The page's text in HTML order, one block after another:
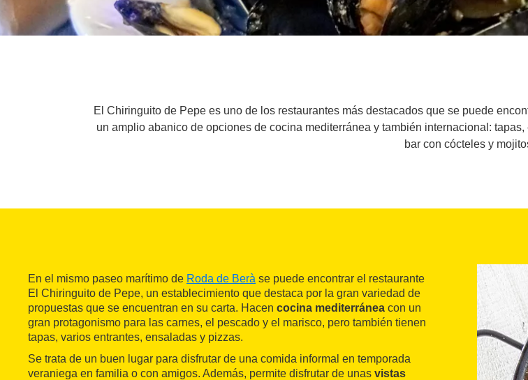
El Chiringuito de Pepe es uno de los restaurantes más destacados que se puede
un amplio abanico de opciones de cocina mediterránea y también internacional:
bar con cócteles y
En el mismo paseo marítimo de Roda de Berà se puede encontrar el restaurante
El Chiringuito de Pepe, un establecimiento que destaca por la gran variedad de
propuestas que se encuentran en su carta. Hacen cocina mediterránea con un
gran protagonismo para las carnes, el pescado y el marisco, pero también tienen
tapas, varios entrantes, ensaladas y pizzas.
Se trata de un buen lugar para disfrutar de una comida informal en temporada
veraniega en familia o con amigos. Además, permite disfrutar de unas vistas